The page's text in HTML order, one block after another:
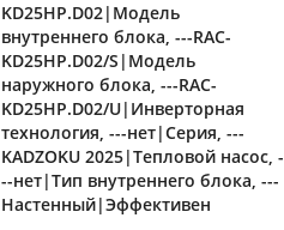
KD25HP.D02|Модель
внутреннего блока, ---RAC-
KD25HP.D02/S|Модель
наружного блока, ---RAC-
KD25HP.D02/U|Инверторная
технология, ---нет|Серия, ---
KADZOKU 2025|Тепловой насос, -
--нет|Тип внутреннего блока, ---
Настенный|Эффективен